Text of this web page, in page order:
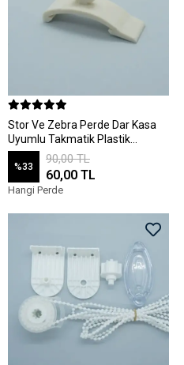
Stor Ve Zebra Perde Dar Kasa
Uyumlu Takmatik Plastik
Portray 20 adet
%33
90,00 TL
60,00 TL
Hangi Perde